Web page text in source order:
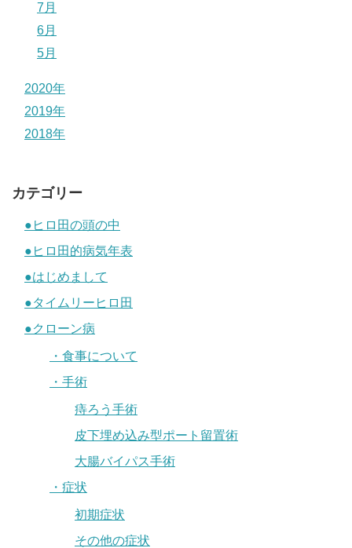
7月
6月
5月
2020年
2019年
2018年
カテゴリー
●ヒロ田の頭の中
●ヒロ田的病気年表
●はじめまして
●タイムリーヒロ田
●クローン病
・食事について
・手術
痔ろう手術
皮下埋め込み型ポート留置術
大腸バイパス手術
・症状
初期症状
その他の症状